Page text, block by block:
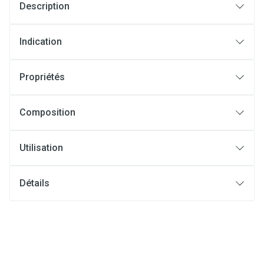
Description
Indication
Propriétés
Composition
Utilisation
Détails